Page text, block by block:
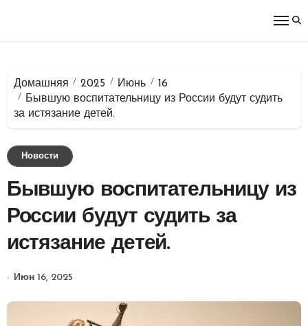
Домашняя 2025 Июнь
16
Бывшую воспитательницу из России будут судить
за истязание детей.
Новости
Бывшую воспитательницу из
России будут судить за
истязание детей.
Июн 16, 2025